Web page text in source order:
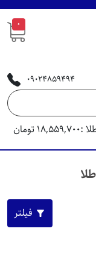
0
09024859494
:
18,559,700 تومان